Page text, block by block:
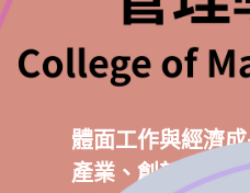
體面工作與經濟
產業、創新與基礎